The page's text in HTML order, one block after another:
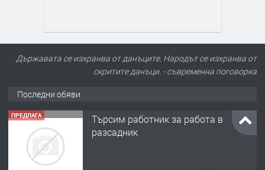
Държавата се изхранва от данъците. Народът се изхранва от
скритите данъци. - съвременна поговорка
Последни обяви
ПРЕДЛАГА
Търсим работник за работа в
разсадник